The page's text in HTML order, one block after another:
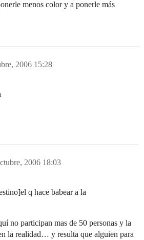
menos color y a ponerle más
2006 15:28
2006 18:03
q hace babear a la
no participan mas de 50 personas y la
la realidad… y resulta que alguien para